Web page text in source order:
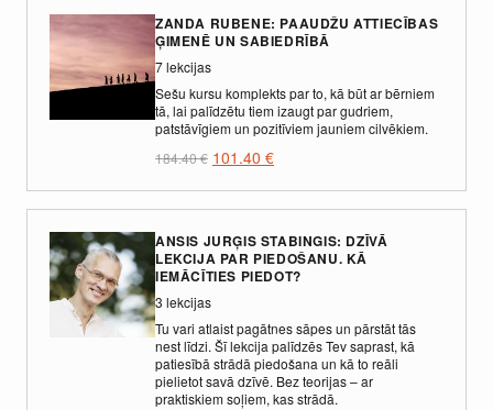
ZANDA RUBENE: PAAUDŽU ATTIECĪBAS
ĢIMENĒ UN SABIEDRĪBĀ
7 lekcijas
Sešu kursu komplekts par to, kā būt ar bērniem
tā, lai palīdzētu tiem izaugt par gudriem,
patstāvīgiem un pozitīviem jauniem cilvēkiem.
184.40€ 101.40 €
ANSIS JURĢIS STABINGIS: DZĪVĀ
LEKCIJA PAR PIEDOŠANU. KĀ
IEMĀCĪTIES PIEDOT?
3 lekcijas
Tu vari atlaist pagātnes sāpes un pārstāt tās
nest līdzi. Šī lekcija palīdzēs Tev saprast, kā
patiesībā strādā piedošana un kā to reāli
pielietot savā dzīvē. Bez teorijas – ar
praktiskiem soļiem, kas strādā.